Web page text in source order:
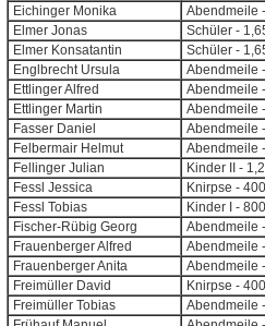
Eichinger Monika
Abendmeile
Elmer Jonas
Schüler -
Elmer Konsatantin
Schüler -
Englbrecht Ursula
Abendmeile
Ettlinger Alfred
Abendmeile
Ettlinger Martin
Abendmeile
Fasser Daniel
Abendmeile
Felbermair Helmut
Abendmeile
Fellinger Julian
Kinder II -
Fessl Jessica
Knirpse -
Fessl Tobias
Kinder I -
Fischer-Rübig Georg
Abendmeile
Frauenberger Alfred
Abendmeile
Frauenberger Anita
Abendmeile
Freimüller David
Knirpse -
Freimüller Tobias
Abendmeile